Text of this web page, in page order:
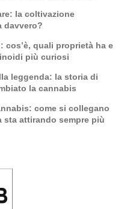
la coltivazione
davvero?
cos’è, quali proprietà ha e
più curiosi
leggenda: la storia di
la cannabis
come si collegano
sta attirando sempre più